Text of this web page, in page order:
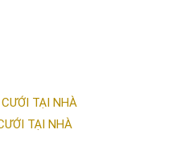
TẠI NHÀ